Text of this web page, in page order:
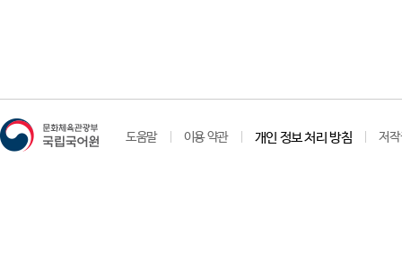
도움말 이용 약관 개인 정보 처리 방침 저